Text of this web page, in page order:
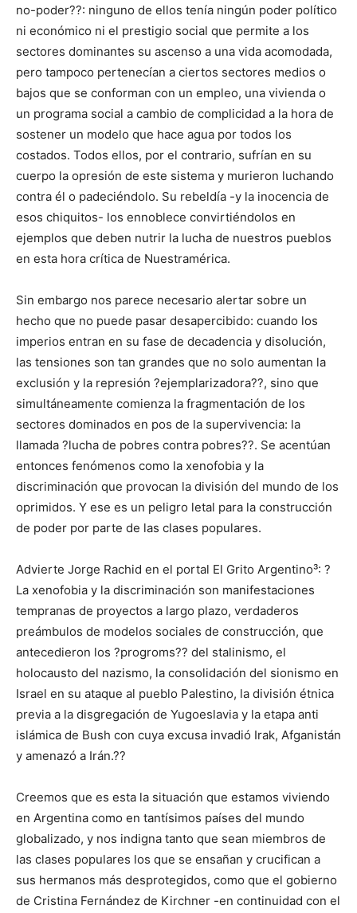
no-poder??: ninguno de ellos tenía ningún poder político
ni económico ni el prestigio social que permite a los
sectores dominantes su ascenso a una vida acomodada,
pero tampoco pertenecían a ciertos sectores medios o
bajos que se conforman con un empleo, una vivienda o
un programa social a cambio de complicidad a la hora de
sostener un modelo que hace agua por todos los
costados. Todos ellos, por el contrario, sufrían en su
cuerpo la opresión de este sistema y murieron luchando
contra él o padeciéndolo. Su rebeldía -y la inocencia de
esos chiquitos- los ennoblece convirtiéndolos en
ejemplos que deben nutrir la lucha de nuestros pueblos
en esta hora crítica de Nuestramérica.
Sin embargo nos parece necesario alertar sobre un
hecho que no puede pasar desapercibido: cuando los
imperios entran en su fase de decadencia y disolución,
las tensiones son tan grandes que no solo aumentan la
exclusión y la represión ?ejemplarizadora??, sino que
simultáneamente comienza la fragmentación de los
sectores dominados en pos de la supervivencia: la
llamada ?lucha de pobres contra pobres??. Se acentúan
entonces fenómenos como la xenofobia y la
discriminación que provocan la división del mundo de los
oprimidos. Y ese es un peligro letal para la construcción
de poder por parte de las clases populares.
Advierte Jorge Rachid en el portal El Grito Argentino³: ?
La xenofobia y la discriminación son manifestaciones
tempranas de proyectos a largo plazo, verdaderos
preámbulos de modelos sociales de construcción, que
antecedieron los ?progroms?? del stalinismo, el
holocausto del nazismo, la consolidación del sionismo en
Israel en su ataque al pueblo Palestino, la división étnica
previa a la disgregación de Yugoeslavia y la etapa anti
islámica de Bush con cuya excusa invadió Irak, Afganistán
y amenazó a Irán.??
Creemos que es esta la situación que estamos viviendo
en Argentina como en tantísimos países del mundo
globalizado, y nos indigna tanto que sean miembros de
las clases populares los que se ensañan y crucifican a
sus hermanos más desprotegidos, como que el gobierno
de Cristina Fernández de Kirchner -en continuidad con el